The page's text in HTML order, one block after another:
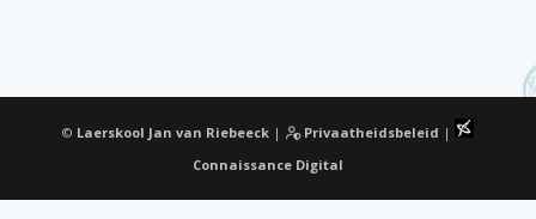
© Laerskool Jan van Riebeeck| Privaatheidsbeleid |
Connaissance Digital